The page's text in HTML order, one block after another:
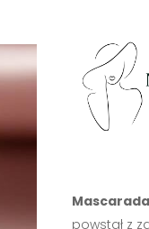
powstał z